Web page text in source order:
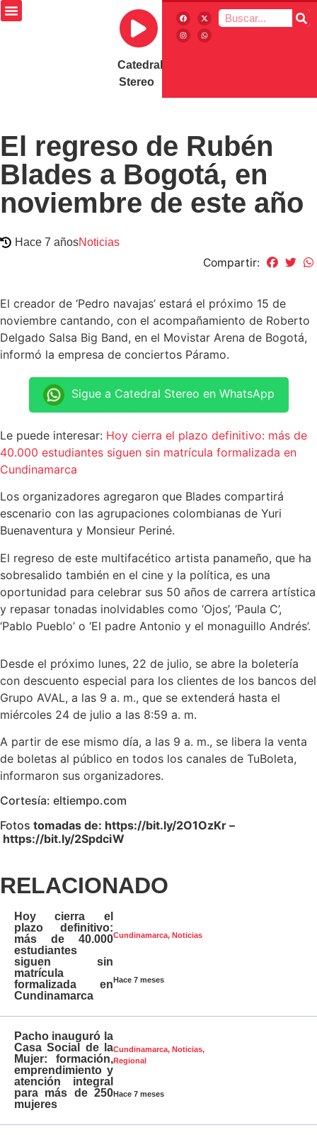
Catedral
Stereo
El regreso de Rubén
Blades a Bogotá, en
noviembre de este año
Hace 7 añosNoticias
Compartir:
El creador de ‘Pedro navajas’ estará el próximo 15 de
noviembre cantando, con el acompañamiento de Roberto
Delgado Salsa Big Band, en el Movistar Arena de Bogotá,
informó la empresa de conciertos Páramo.
Sigue a Catedral Stereo en WhatsApp
Le puede interesar: Hoy cierra el plazo definitivo: más de
40.000 estudiantes siguen sin matrícula formalizada en
Cundinamarca
Los organizadores agregaron que Blades compartirá
escenario con las agrupaciones colombianas de Yuri
Buenaventura y Monsieur Periné.
El regreso de este multifacético artista panameño, que ha
sobresalido también en el cine y la política, es una
oportunidad para celebrar sus 50 años de carrera artística
y repasar tonadas inolvidables como ‘Ojos’, ‘Paula C’,
‘Pablo Pueblo’ o ‘El padre Antonio y el monaguillo Andrés’.
Desde el próximo lunes, 22 de julio, se abre la boletería
con descuento especial para los clientes de los bancos del
Grupo AVAL, a las 9 a. m., que se extenderá hasta el
miércoles 24 de julio a las 8:59 a. m.
A partir de ese mismo día, a las 9 a. m., se libera la venta
de boletas al público en todos los canales de TuBoleta,
informaron sus organizadores.
Cortesía: eltiempo.com
Fotos tomadas de: https://bit.ly/2O1OzKr –
https://bit.ly/2SpdciW
RELACIONADO
Cundinamarca, Noticias
Hace 7 meses
Hoy cierra el
plazo definitivo:
más de 40.000
estudiantes
siguen sin
matrícula
formalizada en
Cundinamarca
Cundinamarca, Noticias,
Regional
Hace 7 meses
Pacho inauguró la
Casa Social de la
Mujer: formación,
emprendimiento y
atención integral
para más de 250
mujeres